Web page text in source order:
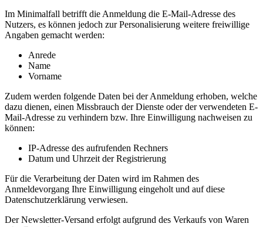
Im Minimalfall betrifft die Anmeldung die E-Mail-Adresse des
Nutzers, es können jedoch zur Personalisierung weitere freiwillige
Angaben gemacht werden:
Anrede
Name
Vorname
Zudem werden folgende Daten bei der Anmeldung erhoben, welche
dazu dienen, einen Missbrauch der Dienste oder der verwendeten E-
Mail-Adresse zu verhindern bzw. Ihre Einwilligung nachweisen zu
können:
IP-Adresse des aufrufenden Rechners
Datum und Uhrzeit der Registrierung
Für die Verarbeitung der Daten wird im Rahmen des
Anmeldevorgang Ihre Einwilligung eingeholt und auf diese
Datenschutzerklärung verwiesen.
Der Newsletter-Versand erfolgt aufgrund des Verkaufs von Waren